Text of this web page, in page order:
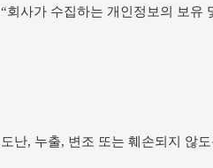
사가 수집하는 개인정보의 보
난, 누출, 변조 또는 훼손되지 않